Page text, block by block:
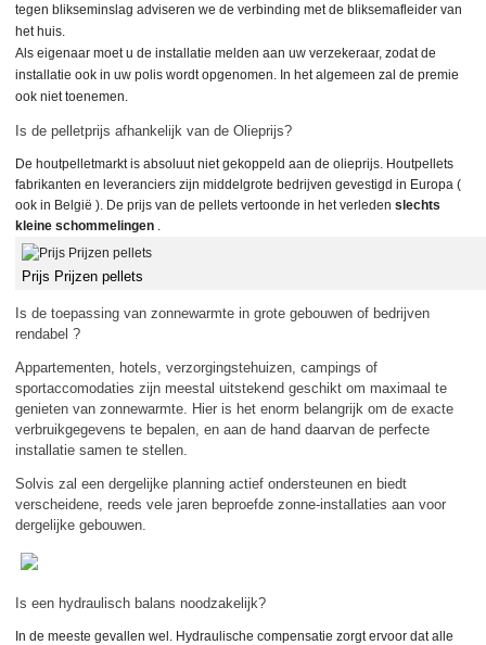
tegen blikseminslag adviseren we de verbinding met de bliksemafleider van
het huis.
Als eigenaar moet u de installatie melden aan uw verzekeraar, zodat de
installatie ook in uw polis wordt opgenomen. In het algemeen zal de premie
ook niet toenemen.
Is de pelletprijs afhankelijk van de Olieprijs?
De houtpelletmarkt is absoluut niet gekoppeld aan de olieprijs. Houtpellets
fabrikanten en leveranciers zijn middelgrote bedrijven gevestigd in Europa (
ook in België ). De prijs van de pellets vertoonde in het verledenslechts
kleine schommelingen
Prijs Prijzen pellets
Is de toepassing van zonnewarmte in grote gebouwen of bedrijven
rendabel ?
Appartementen, hotels, verzorgingstehuizen, campings of
sportaccomodaties zijn meestal uitstekend geschikt om maximaal te
genieten van zonnewarmte. Hier is het enorm belangrijk om de exacte
verbruikgegevens te bepalen, en aan de hand daarvan de perfecte
installatie samen te stellen.
Solvis zal een dergelijke planning actief ondersteunen en biedt
verscheidene, reeds vele jaren beproefde zonne-installaties aan voor
dergelijke gebouwen.
Is een hydraulisch balans noodzakelijk?
In de meeste gevallen wel. Hydraulische compensatie zorgt ervoor dat alle